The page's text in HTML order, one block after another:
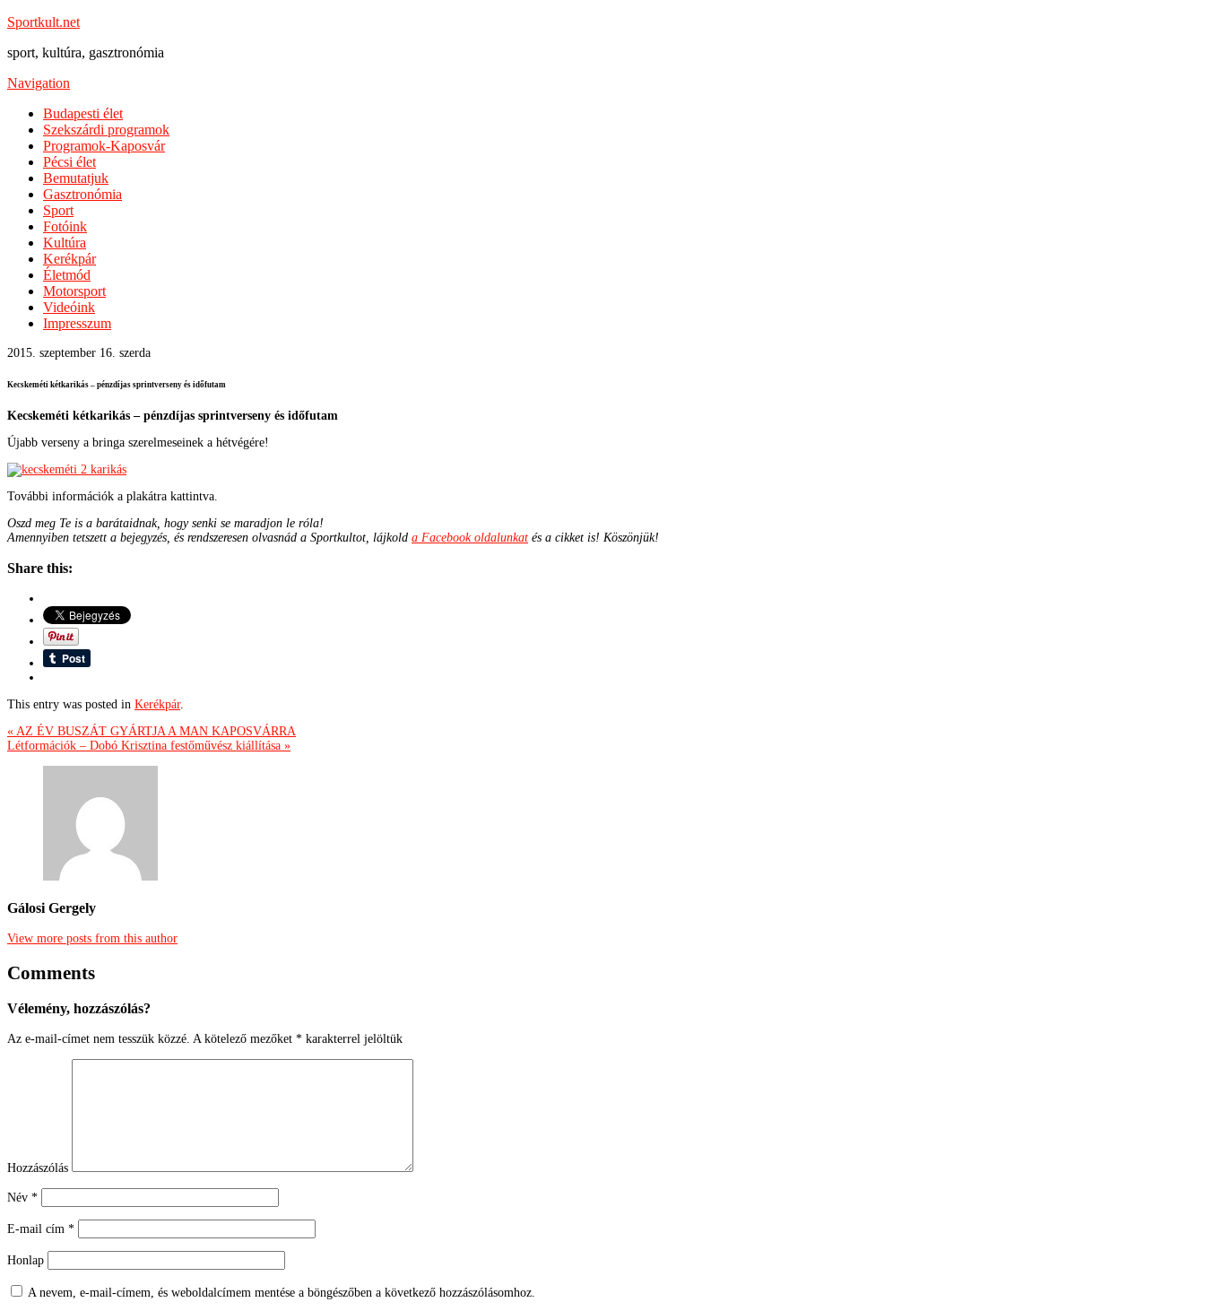
Sportkult.net
sport, kultúra, gasztronómia
Navigation
Budapesti élet
Szekszárdi programok
Programok-Kaposvár
Pécsi élet
Bemutatjuk
Gasztronómia
Sport
Fotóink
Kultúra
Kerékpár
Életmód
Motorsport
Videóink
Impresszum
2015. szeptember 16. szerda
Kecskeméti kétkarikás – pénzdíjas sprintverseny és időfutam
Kecskeméti kétkarikás – pénzdíjas sprintverseny és időfutam
Újabb verseny a bringa szerelmeseinek a hétvégére!
További információk a plakátra kattintva.
Oszd meg Te is a barátaidnak, hogy senki se maradjon le róla!
Amennyiben tetszett a bejegyzés, és rendszeresen olvasnád a Sportkultot, lájkold a Facebook oldalunkat és a cikket is! Köszönjük!
Share this:
This entry was posted in Kerékpár.
« AZ ÉV BUSZÁT GYÁRTJA A MAN KAPOSVÁRRA
Létformációk – Dobó Krisztina festőművész kiállítása »
Gálosi Gergely
View more posts from this author
Comments
Vélemény, hozzászólás?
Az e-mail-címet nem tesszük közzé. A kötelező mezőket * karakterrel jelöltük
Hozzászólás
Név *
E-mail cím *
Honlap
A nevem, e-mail-címem, és weboldalcímem mentése a böngészőben a következő hozzászólásomhoz.